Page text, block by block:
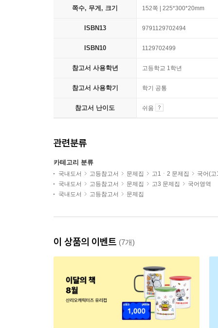
쪽수, 무게, 크기 152쪽 | 225*300*20mm
ISBN13 9791129702494
ISBN10 1129702499
참고서 사용학년 고등학교 1학년
참고서 사용학기 학기 공통
참고서 난이도 쉬움
관련분류
카테고리 분류
국내도서 고등참고서 문제집 고1ㆍ2 문제집
국어(
국내도서
고등참고서 문제집 고3 문제집
국어영역
국내도서
고등참고서 문제집
이 상품의 이벤트 (7개)